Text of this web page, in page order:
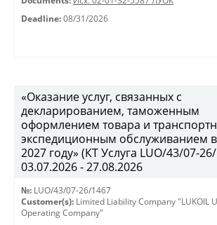
Deadline: 08/31/2026
«Оказание услуг, связанных с
декларированием, таможенным
оформлением товара и
экспедиционным обслуживанием
2027 году» (КТ Услуга LUO/43/07-
03.07.2026 - 27.08.2026
№: LUO/43/07-26/1467
Customer(s): Limited Liability Company "LUKOIL
Operating Company"